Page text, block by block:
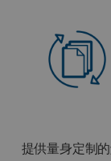
提供量身定制